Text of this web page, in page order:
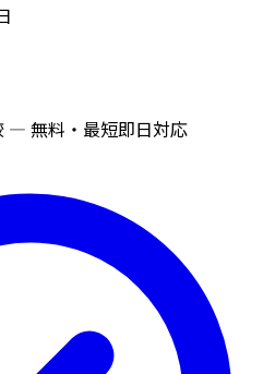
— 無料・最短即日対応